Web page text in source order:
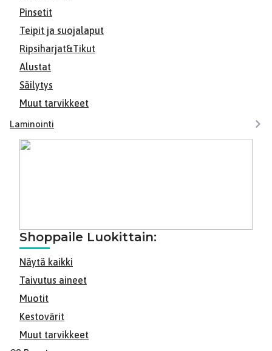
Pinsetit
Teipit ja suojalaput
Ripsiharjat&Tikut
Alustat
Säilytys
Muut tarvikkeet
Laminointi
Shoppaile Luokittain:
Näytä kaikki
Taivutus aineet
Muotit
Kestovärit
Muut tarvikkeet